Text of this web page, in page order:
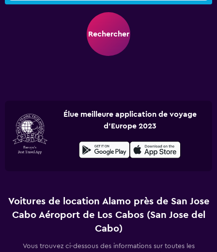
Rechercher
Élue meilleure application de voyage
d'Europe 2023
Voitures de location Alamo près de San Jose
Cabo Aéroport de Los Cabos (San Jose del
Cabo)
Vous trouvez ci-dessous des informations sur toutes les